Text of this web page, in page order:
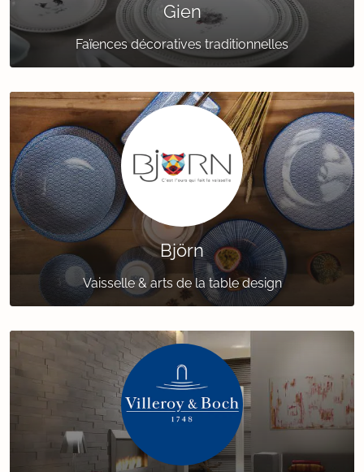
Gien
Faïences décoratives traditionnelles
Björn
Vaisselle & arts de la table design